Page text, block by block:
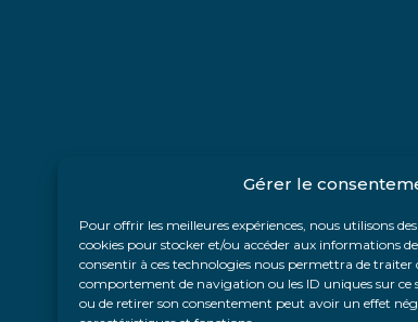
Gérer le
Pour offrir les meilleures expériences, nous utilisons
cookies pour stocker et/ou accéder aux informations
consentir à ces technologies nous permettra de traiter
comportement de navigation ou les ID uniques sur ce
ou de retirer son consentement peut avoir un effet